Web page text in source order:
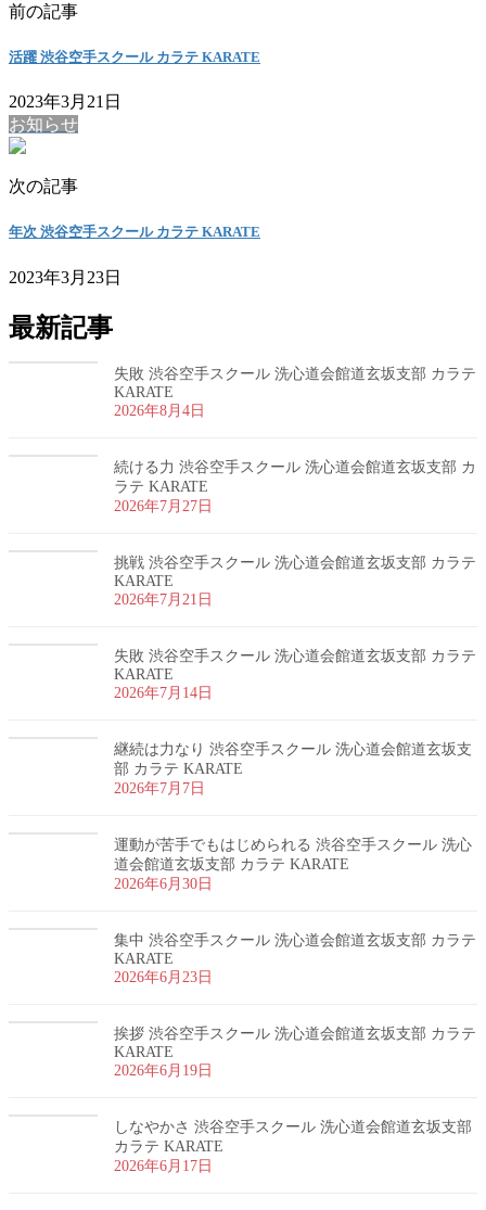
前の記事
活躍 渋谷空手スクール カラテ KARATE
2023年3月21日
お知らせ
次の記事
年次 渋谷空手スクール カラテ KARATE
2023年3月23日
最新記事
失敗 渋谷空手スクール 洗心道会館道玄坂支部 カラテ
KARATE
2026年8月4日
続ける力 渋谷空手スクール 洗心道会館道玄坂支部 カ
ラテ KARATE
2026年7月27日
挑戦 渋谷空手スクール 洗心道会館道玄坂支部 カラテ
KARATE
2026年7月21日
失敗 渋谷空手スクール 洗心道会館道玄坂支部 カラテ
KARATE
2026年7月14日
継続は力なり 渋谷空手スクール 洗心道会館道玄坂支
部 カラテ KARATE
2026年7月7日
運動が苦手でもはじめられる 渋谷空手スクール 洗心
道会館道玄坂支部 カラテ KARATE
2026年6月30日
集中 渋谷空手スクール 洗心道会館道玄坂支部 カラテ
KARATE
2026年6月23日
挨拶 渋谷空手スクール 洗心道会館道玄坂支部 カラテ
KARATE
2026年6月19日
しなやかさ 渋谷空手スクール 洗心道会館道玄坂支部
カラテ KARATE
2026年6月17日